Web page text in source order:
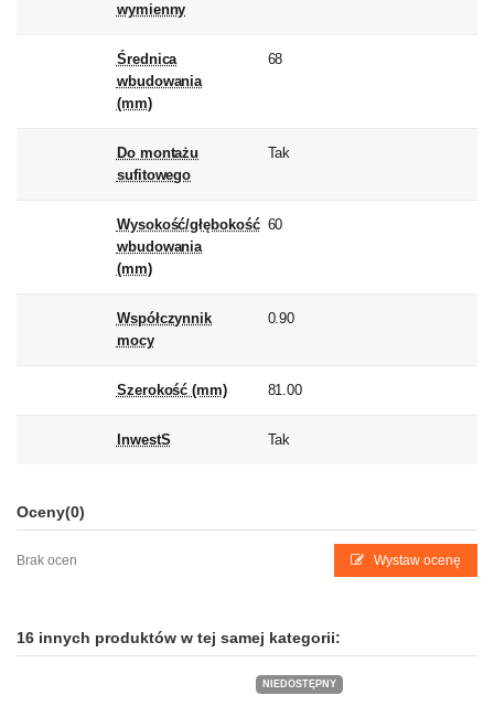
wymienny
Średnica
wbudowania
(mm)
68
Do montażu
sufitowego
Tak
Wysokość/głębokość
wbudowania
(mm)
60
Współczynnik
mocy
0.90
Szerokość (mm) 81.00
InwestS Tak
Oceny(0)
Brak ocen Wystaw ocenę
16 innych produktów w tej samej kategorii:
NIEDOSTĘPNY